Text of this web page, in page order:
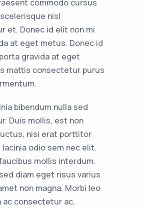
commodo cursus
nisl
et. Donec id elit non mi
at eget metus. Donec id
gravida at eget
mattis consectetur purus
bibendum nulla sed
Duis mollis, est non
nisi erat porttitor
odio sem nec elit.
mollis interdum.
diam eget risus varius
non magna. Morbi leo
ac consectetur ac,